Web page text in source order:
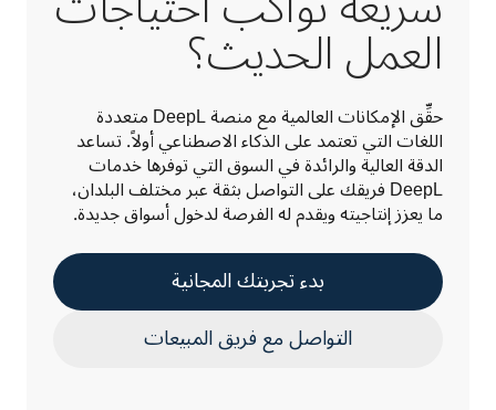
العمل الحديث؟
ما يعزز إنتاجيته ويقدم له الفرصة لدخول أسواق جديدة.
بدء تجربتك المجانية
التواصل مع فريق المبيعات